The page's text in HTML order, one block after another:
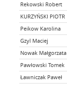
Rekowski Robert
KURZYŃSKI PIOTR
Peikow Karolina
Gzyl Maciej
Nowak Małgorzata
Pawłowski Tomek
Ławniczak Paweł